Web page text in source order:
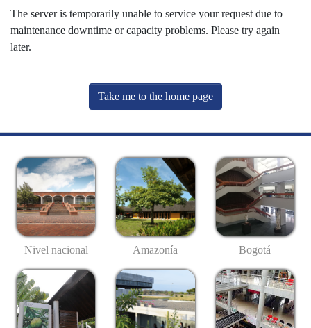
The server is temporarily unable to service your request due to
maintenance downtime or capacity problems. Please try again
later.
Take me to the home page
Nivel nacional Amazonía Bogotá